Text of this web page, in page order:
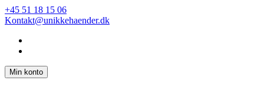
Spring
til
+45 51 18 15 06
Kontakt@unikkehaender.dk
Min konto